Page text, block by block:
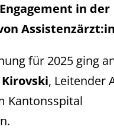
in der
für 2025 ging
, Leitender
Kantonsspital